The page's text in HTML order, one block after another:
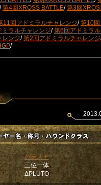
/第4回XROSS BATTLE/第3回
11回アドミラルチャレンジ/第10回
ミラルチャレンジ/第6回アドミラ
レンジ/第2回アドミラルチャレンジ
/
バチスト
三位一体
ΔPLUTO